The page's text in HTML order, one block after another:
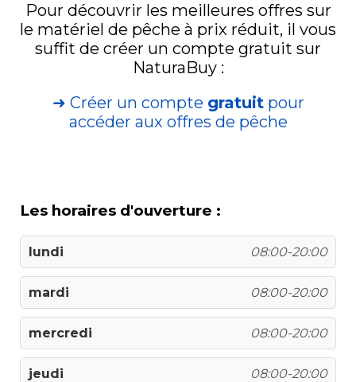
Pour découvrir les meilleures offres sur
le matériel de pêche à prix réduit, il vous
suffit de créer un compte gratuit sur
NaturaBuy :
➜ Créer un compte gratuitpour
accéder aux offres de pêche
Les horaires d'ouverture :
lundi 08:00-20:00
mardi 08:00-20:00
mercredi 08:00-20:00
jeudi 08:00-20:00